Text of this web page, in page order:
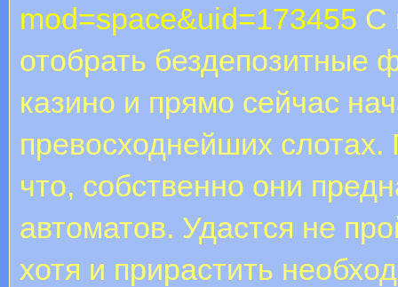
mod=space&uid=173455 С
отобрать бездепозитные
казино и прямо сейчас
превосходнейших слотах.
что, собственно они
автоматов. Удастся не
хотя и прирастить